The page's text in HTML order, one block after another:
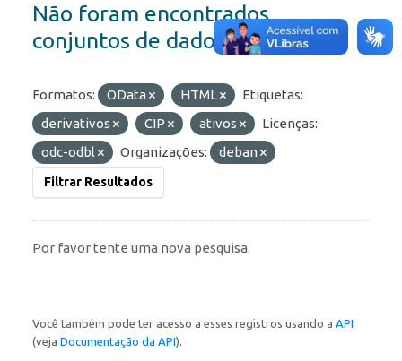
Não foram encontrados
conjuntos de dados
Formatos: OData HTML
Etiquetas:
derivativos
CIP ativos
Licenças:
odc-odbl
Organizações: deban
Filtrar Resultados
Por favor tente uma nova pesquisa.
Você também pode ter acesso a esses registros usando a API
(veja Documentação da API).